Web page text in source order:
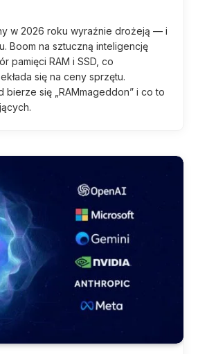
w 2026 roku wyraźnie drożeją — i
Boom na sztuczną inteligencję
pamięci RAM i SSD, co
się na ceny sprzętu.
bierze się „RAMmageddon” i co to